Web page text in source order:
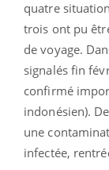
quatre
trois ont pu
de voyage.
signalés fin
confirmé
indonésien).
une
infectée,